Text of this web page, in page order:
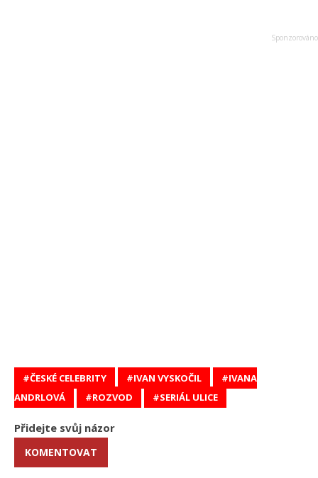
ČESKÉ CELEBRITY IVAN VYSKOČIL
IVANA
ANDRLOVÁ
ROZVOD SERIÁL ULICE
Přidejte svůj názor
KOMENTOVAT